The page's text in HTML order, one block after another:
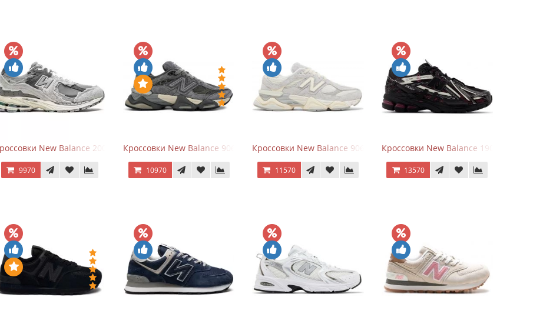
New Balance 2002R Protection Pack Grey
9970
Кроссовки New Balance 9060 x Joe Freshgoods Dark Grey
10970
Кроссовки New Balance 9060 Quartz Grey
11570
Кроссовки New Balance 1906A Dragon
13570